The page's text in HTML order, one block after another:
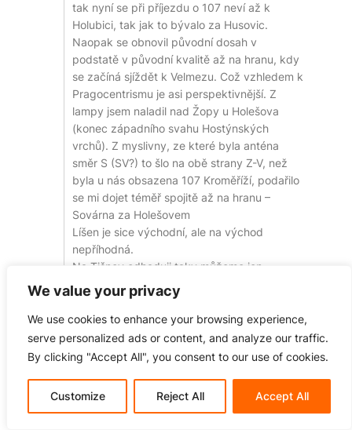
We value your privacy
We use cookies to enhance your browsing experience,
serve personalized ads or content, and analyze our traffic.
By clicking "Accept All", you consent to our use of cookies.
Customize Reject All Accept All
tak nyní se při příjezdu o 107 neví až k
Holubici, tak jak to bývalo za Husovic.
Naopak se obnovil původní dosah v
podstatě v původní kvalitě až na hranu, kdy
se začíná sjíždět k Velmezu. Což vzhledem k
Pragocentrismu je asi perspektivnější. Z
lampy jsem naladil nad Žopy u Holešova
(konec západního svahu Hostýnských
vrchů). Z myslivny, ze které byla anténa
směr S (SV?) to šlo na obě strany Z-V, než
byla u nás obsazena 107 Kroměříží, podařilo
se mi dojet téměř spojitě až na hranu –
Sovárna za Holešovem
Líšen je sice východní, ale na východ
nepříhodná.
Na Tišnov odhaduji taky můžeme jen
vzpomínat.
Last edited 1 rok před by Václav
1
Jakub DXer
Reply toVáclav 11. 4. 2025 18:25